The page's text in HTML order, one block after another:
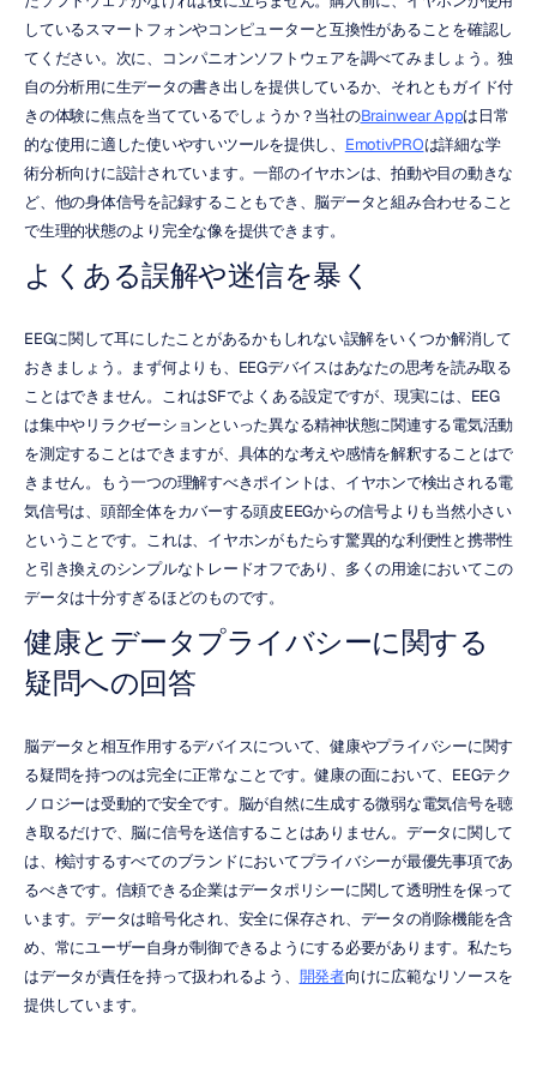
しているスマートフォンやコンピューターと互換性があることを確認し
てください。次に、コンパニオンソフトウェアを調べてみましょう。独
自の分析用に生データの書き出しを提供しているか、それともガイド付
きの体験に焦点を当てているでしょうか？当社のBrainwear Appは日常
的な使用に適した使いやすいツールを提供し、 EmotivPROは詳細な学
術分析向けに設計されています。一部のイヤホンは、拍動や目の動きな
ど、他の身体信号を記録することもでき、脳データと組み合わせること
で生理的状態のより完全な像を提供できます。
よくある誤解や迷信を暴く
EEGに関して耳にしたことがあるかもしれない誤解をいくつか解消して
おきましょう。まず何よりも、EEGデバイスはあなたの思考を読み取る
ことはできません。これはSFでよくある設定ですが、現実には、EEG
は集中やリラクゼーションといった異なる精神状態に関連する電気活動
を測定することはできますが、具体的な考えや感情を解釈することはで
きません。もう一つの理解すべきポイントは、イヤホンで検出される電
気信号は、頭部全体をカバーする頭皮EEGからの信号よりも当然小さい
ということです。これは、イヤホンがもたらす驚異的な利便性と携帯性
と引き換えのシンプルなトレードオフであり、多くの用途においてこの
データは十分すぎるほどのものです。
健康とデータプライバシーに関する
疑問への回答
脳データと相互作用するデバイスについて、健康やプライバシーに関す
る疑問を持つのは完全に正常なことです。健康の面において、EEGテク
ノロジーは受動的で安全です。脳が自然に生成する微弱な電気信号を聴
き取るだけで、脳に信号を送信することはありません。データに関して
は、検討するすべてのブランドにおいてプライバシーが最優先事項であ
るべきです。信頼できる企業はデータポリシーに関して透明性を保って
います。データは暗号化され、安全に保存され、データの削除機能を含
め、常にユーザー自身が制御できるようにする必要があります。私たち
はデータが責任を持って扱われるよう、 開発者向けに広範なリソースを
提供しています。